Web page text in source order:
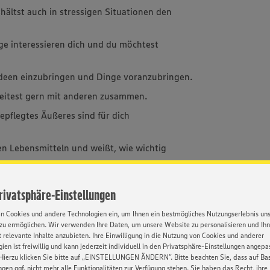
Einstellungen
Cookies und andere Technologien ein, um Ihnen ein bestmögliches Nutzungserlebnis
ermöglichen. Wir verwenden Ihre Daten, um unsere Website zu personalisieren und
relevante Inhalte anzubieten. Ihre Einwilligung in die Nutzung von Cookies und anderer
ist freiwillig und kann jederzeit individuell in den Privatsphäre-Einstellungen
klicken Sie bitte auf „EINSTELLUNGEN ÄNDERN”. Bitte beachten Sie, dass auf
ggf. nicht mehr alle Funktionalitäten zur Verfügung stehen. Sie haben das Recht, ihre
auch in stressigen Situationen den
interessieren dich und du möchtest
einzubringen und Dinge voranzubringen.
gern mit anderen zusammen.
Äußeres sind für dich
Lebensmitteln und weißt, wie wichtig
zum BWL-Studium. Sie dauert in
Kaufmann im Einzelhandel und
Qualitätsniveau eines